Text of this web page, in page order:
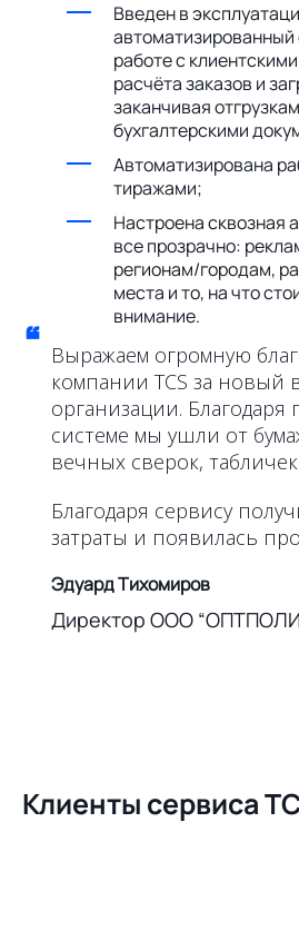
Введен в
работе с
расчёта заказов и
заканчивая
бухгалтерскими
Автоматизирована
тиражами;
Настроена сквозная
все прозрачно:
регионам/городам,
места и то, на что
внимание.
“ Выражаем огромную
компании TCS за новый
организации.
системе мы ушли от
вечных сверок,
Благодаря сервису
затраты и появилась
Эдуард Тихомиров
Директор ООО
Клиенты сервиса